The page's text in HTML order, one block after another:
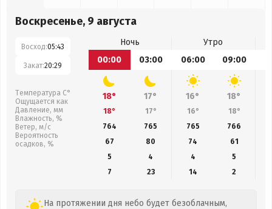
Воскресенье, 9 августа
Восход:05:43
Закат:20:29
Температура С°
Ощущается как
Давление, мм
Влажность, %
Ветер, м/с
Вероятность
осадков, %
Ночь
Утро
00:00
03:00 06:00 09:00
18° 17° 16° 18°
18° 17° 16° 18°
764
765 765 766
67
80 74 61
5
4 4
5
7
23 14 2
На протяжении дня небо будет безоблачным,